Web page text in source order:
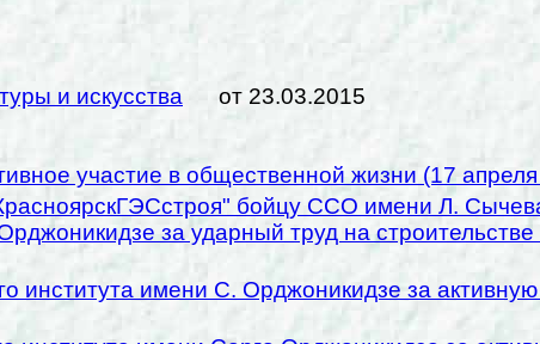
и искусства от 23.03.2015
участие в общественной жизни (17
бойцу ССО имени Л.
за ударный труд на строительстве
института имени С. Орджоникидзе за